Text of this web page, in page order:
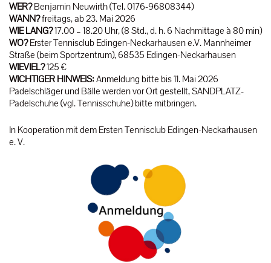
WER?Benjamin Neuwirth (Tel. 0176-96808344)
WANN?freitags, ab 23. Mai 2026
WIE LANG?17.00 – 18.20 Uhr, (8 Std., d. h. 6 Nachmittage à 80 min)
WO?Erster Tennisclub Edingen-Neckarhausen e.V. Mannheimer
Straße (beim Sportzentrum), 68535 Edingen-Neckarhausen
WIEVIEL?125 €
WICHTIGER HINWEIS:Anmeldung bitte bis 11. Mai 2026
Padelschläger und Bälle werden vor Ort gestellt, SANDPLATZ-
Padelschuhe (vgl. Tennisschuhe) bitte mitbringen.
In Kooperation mit dem Ersten Tennisclub Edingen-Neckarhausen
e. V.